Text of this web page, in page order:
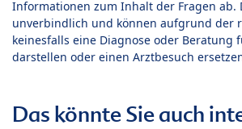
Informationen zum Inhalt der Fragen ab.
unverbindlich und können aufgrund der
keinesfalls eine Diagnose oder Beratung
darstellen oder einen Arztbesuch
Das könnte Sie auch